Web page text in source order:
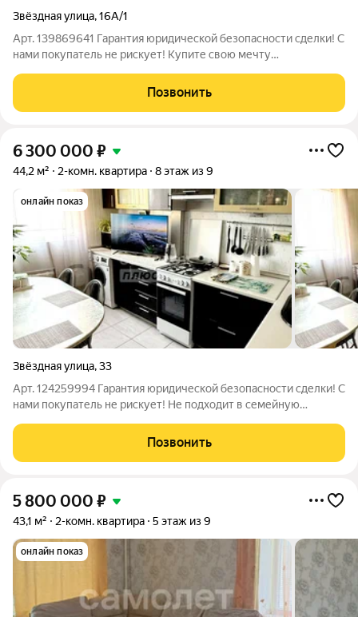
Звёздная улица,16А/1
Арт. 139869641 Гарантия юридической безопасности сделки! С
нами покупатель не рискует! Купите свою мечту
красивом месте, наслаждаться природой и иметь идеальное
пространство для своей семьи?
Позвонить
6 300 000 ₽
44,2 м² 2-комн. квартира 8 этаж из 9
онлайн показ
Звёздная улица,33
Арт. 124259994 Гарантия юридической безопасности сделки! С
нами покупатель не рискует! Не подходит в семейную
продаётся двухкомнатная квартира общей площадью 44,2 кв. м
с двумя изолированными
Позвонить
5 800 000 ₽
43,1 м² 2-комн. квартира 5 этаж из 9
онлайн показ